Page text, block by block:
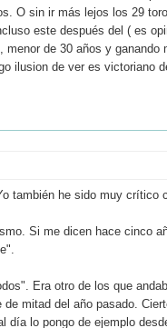
O sin ir más lejos los 29
este después del ( es
de 30 años y ganando
ilusion de ver es victoriano
también he sido muy crítico
Si me dicen hace cinco
Era otro de los que
mitad del año pasado.
día lo pongo de ejemplo